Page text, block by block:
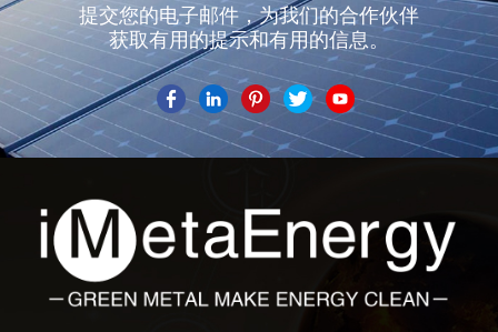
提交您的电子邮件，为我们的合作伙伴
获取有用的提示和有用的信息。